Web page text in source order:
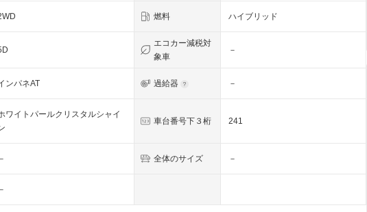
燃料 ハイブリッド
エコカー減税対
象車
－
ンパネAT 過給器 －
ワイトパールクリスタルシャイ
車台番号下３桁 241
－ 全体のサイズ －
－